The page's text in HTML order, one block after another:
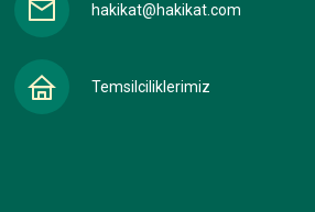
hakikat@hakikat.com
Temsilciliklerimiz